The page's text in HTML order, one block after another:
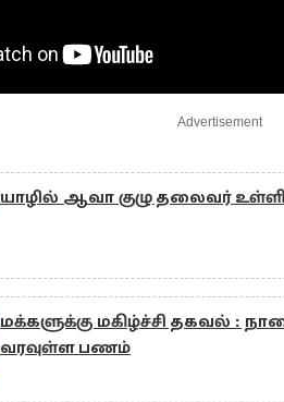
Advertisement
யாழில் ஆவா குழு தலைவர்
மக்களுக்கு மகிழ்ச்சி தகவல் :
வரவுள்ள பணம்